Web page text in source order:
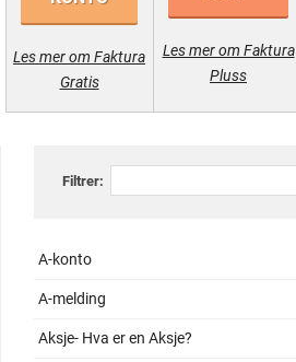
Les mer om Faktura
Gratis
Les mer om Faktura
Pluss
Filtrer:
A-konto
A-melding
Aksje- Hva er en Aksje?